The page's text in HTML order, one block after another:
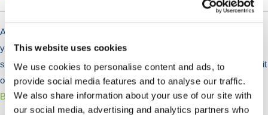
This website uses cookies
We use cookies to personalise content and ads, to
provide social media features and to analyse our traffic.
We also share information about your use of our site with
our social media, advertising and analytics partners who
At HERMEQ, we cater to all of your domestic needs on-site to keep
your employees happy on-site & on-break. Our range is a cultivated
selection of universally applicable White goods & Consumables to kit
out your on-site kitchen, cabins, bathroom and office areas.
Bekijk Producten >